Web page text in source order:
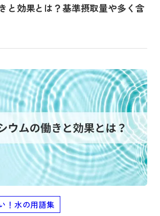
と効果とは？基準摂取量や多く含
！水の用語集